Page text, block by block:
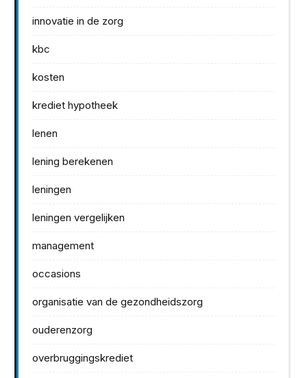
innovatie in de zorg
kbc
kosten
krediet hypotheek
lenen
lening berekenen
leningen
leningen vergelijken
management
occasions
organisatie van de gezondheidszorg
ouderenzorg
overbruggingskrediet